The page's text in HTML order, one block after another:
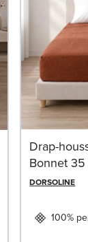
Drap-
Bonnet 35
DORSOLINE
100%